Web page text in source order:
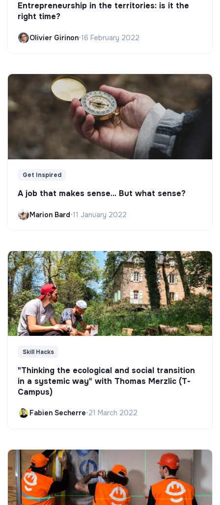
Entrepreneurship in the territories: is it the
right time?
Olivier Girinon•16 February 2022
Get Inspired
A job that makes sense... But what sense?
Marion Bard•11 January 2022
Skill Hacks
"Thinking the ecological and social transition
in a systemic way" with Thomas Merzlic (T-
Campus)
Fabien Secherre•21 March 2022